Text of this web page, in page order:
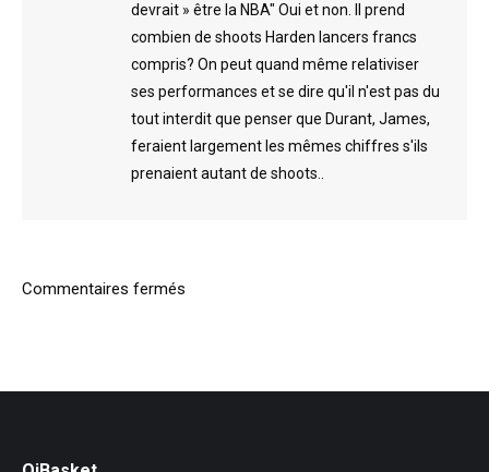
devrait » être la NBA" Oui et non. Il prend
combien de shoots Harden lancers francs
compris? On peut quand même relativiser
ses performances et se dire qu'il n'est pas du
tout interdit que penser que Durant, James,
feraient largement les mêmes chiffres s'ils
prenaient autant de shoots..
Commentaires fermés